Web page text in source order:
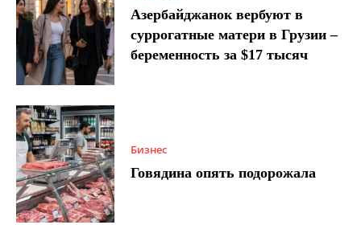
Азербайджанок вербуют в
суррогатные матери в Грузии –
беременность за $17 тысяч
Бизнес
Говядина опять подорожала